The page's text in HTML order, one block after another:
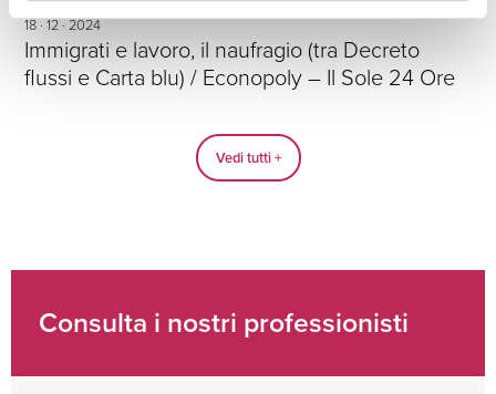
18 · 12 · 2024
Immigrati e lavoro, il naufragio (tra Decreto
flussi e Carta blu) / Econopoly – Il Sole 24 Ore
Vedi tutti +
Consulta i nostri professionisti